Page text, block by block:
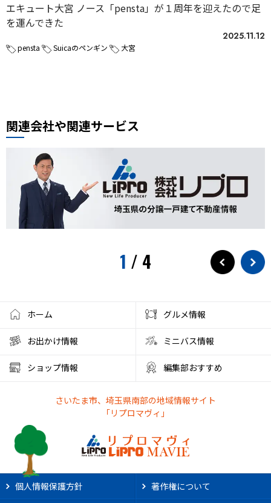
エキュート大宮 ノース「pensta」が１周年を迎えたので足
を運んできた
2025.11.12
pensta Suicaのペンギン 大宮
関連会社や関連サービス
1 / 4
ホーム グルメ情報
お出かけ情報 ミニバス情報
ショップ情報 編集部おすすめ
さいたま市、埼玉県南部の地域情報サイト
「リプロマヴィ」
個人情報保護方針 著作権について